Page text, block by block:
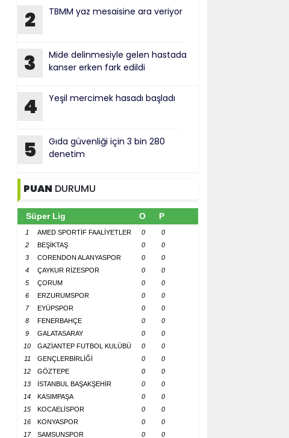
2 TBMM yaz mesaisine ara veriyor
3
Mide delinmesiyle gelen hastada
kanser erken fark edildi
4 Yeşil mercimek hasadı başladı
5
Gıda güvenliği için 3 bin 280
denetim
PUAN DURUMU
Süper Lig O P
1 AMED SPORTİF FAALİYETLER 0
0
2
BEŞİKTAŞ 0
0
3
CORENDON ALANYASPOR 0
0
4
ÇAYKUR RİZESPOR 0
0
5
ÇORUM 0
0
6
ERZURUMSPOR 0
0
7
EYÜPSPOR 0
0
8
FENERBAHÇE 0
0
9
GALATASARAY 0
0
10
GAZİANTEP FUTBOL KULÜBÜ 0
0
11
GENÇLERBİRLİĞİ 0
0
12
GÖZTEPE 0
0
13
İSTANBUL BAŞAKŞEHİR 0
0
14
KASIMPAŞA 0
0
15
KOCAELİSPOR 0
0
16
KONYASPOR 0
0
17
SAMSUNSPOR 0
0